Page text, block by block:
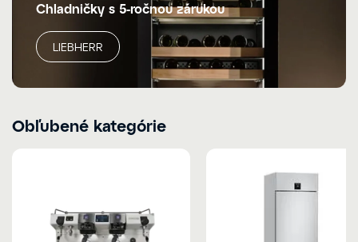
Chladničky s 5-ročnou zárukou
LIEBHERR
Obľubené kategórie